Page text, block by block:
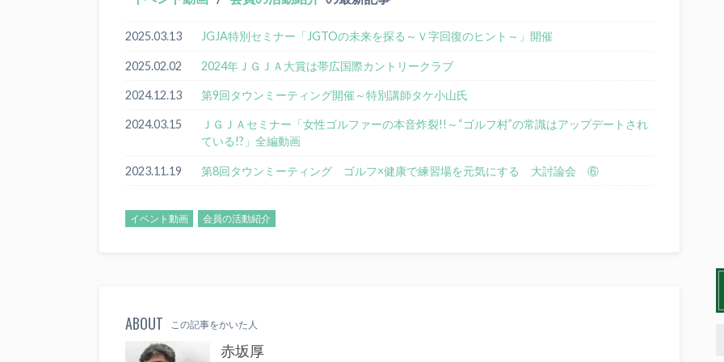
2025.03.13 JGJA特別セミナー「JGTOの未来を探る～Ｖ字回復のヒント～」開催
2025.02.02 2024年ＪＧＪＡ大賞は帯広国際カントリークラブ
2024.12.13 第9回タウンミーティング開催～特別講師タケ小山氏
2024.03.15
ＪＧＪＡセミナー「女性ゴルファーの本音炸裂!!～“ゴルフ村”の常識はアップデートされ
ている!?」全編動画
2023.11.19 第8回タウンミーティング ゴルフ×健康で練習場を元気にする 大討論会 ⑥
イベント動画 会員の活動紹介
ABOUT この記事をかいた人
赤坂厚